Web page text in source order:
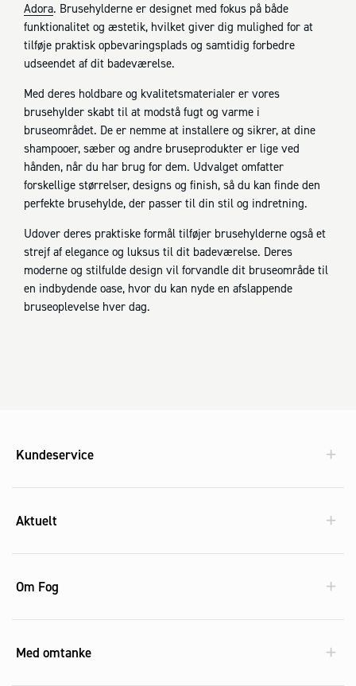
Adora. Brusehylderne er designet med fokus på både
funktionalitet og æstetik, hvilket giver dig mulighed for at
tilføje praktisk opbevaringsplads og samtidig forbedre
udseendet af dit badeværelse.
Med deres holdbare og kvalitetsmaterialer er vores
brusehylder skabt til at modstå fugt og varme i
bruseområdet. De er nemme at installere og sikrer, at dine
shampooer, sæber og andre bruseprodukter er lige ved
hånden, når du har brug for dem. Udvalget omfatter
forskellige størrelser, designs og finish, så du kan finde den
perfekte brusehylde, der passer til din stil og indretning.
Udover deres praktiske formål tilføjer brusehylderne også et
strejf af elegance og luksus til dit badeværelse. Deres
moderne og stilfulde design vil forvandle dit bruseområde til
en indbydende oase, hvor du kan nyde en afslappende
bruseoplevelse hver dag.
Kundeservice
Aktuelt
Om Fog
Med omtanke